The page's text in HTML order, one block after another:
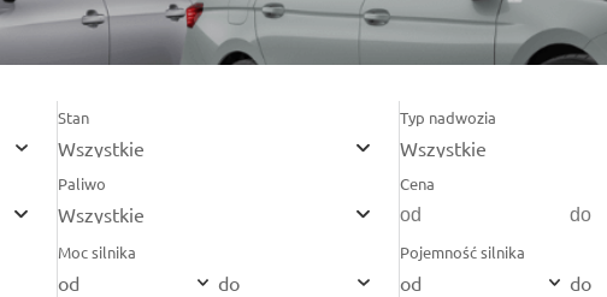
Stan
Wszystkie
Typ nadwozia
Wszystkie
Paliwo
Wszystkie
Cena
Moc silnika
od do
Pojemność silnika
od do